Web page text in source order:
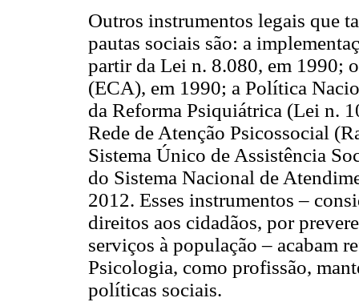
Outros instrumentos legais que
pautas sociais são: a
partir da Lei n. 8.080, em 1990;
(ECA), em 1990; a Política
da Reforma Psiquiátrica (Lei n.
Rede de Atenção Psicossocial
Sistema Único de Assistência
do Sistema Nacional de
2012. Esses instrumentos –
direitos aos cidadãos, por
serviços à população – acabam
Psicologia, como profissão,
políticas sociais.